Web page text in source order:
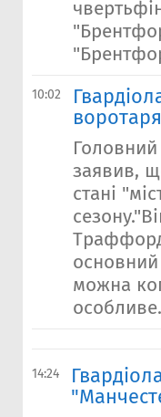
10:02
Головний
заявив,
стані
можна
14:24